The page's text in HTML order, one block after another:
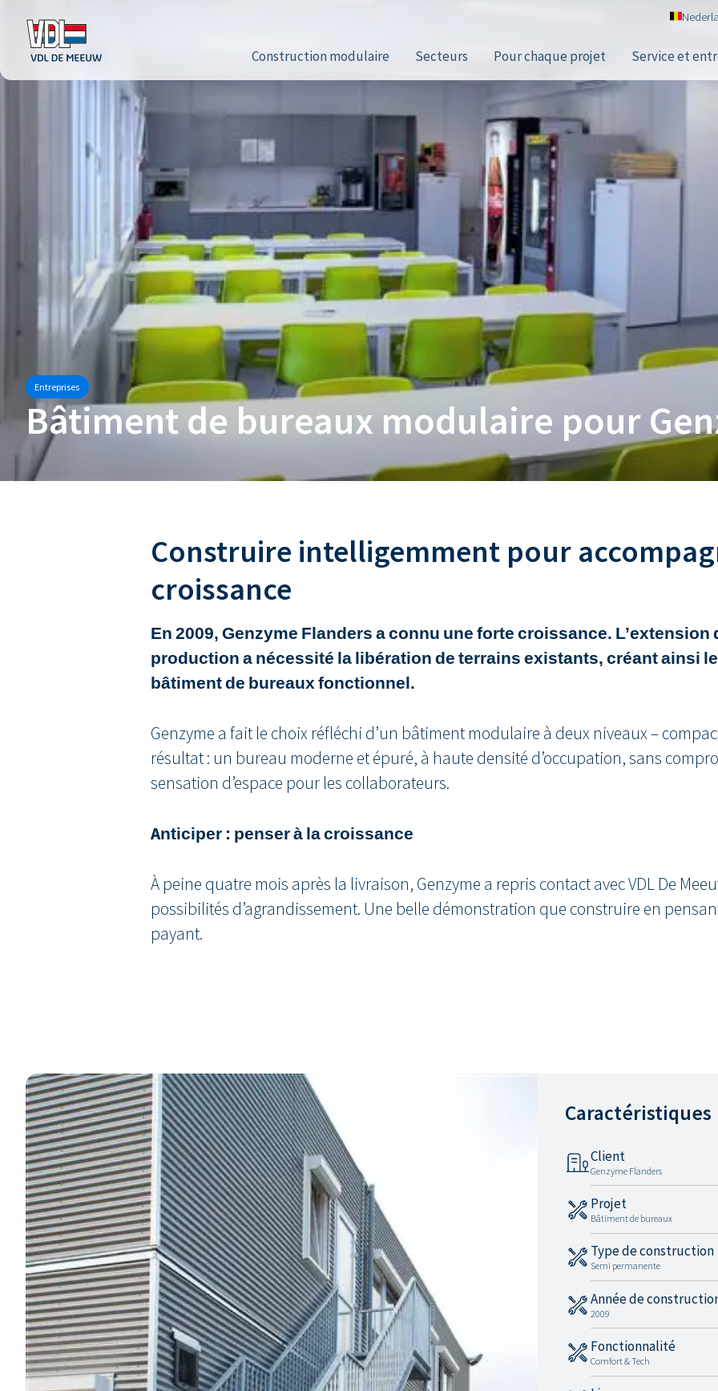
Construction modulaire Secteurs Pour chaque projet Service et
Entreprises
Bâtiment de bureaux modulaire pour
Construire intelligemment pour
croissance
En 2009, Genzyme Flanders a connu une forte croissance. L’extension
production a nécessité la libération de terrains existants, créant ainsi
bâtiment de bureaux fonctionnel.
Genzyme a fait le choix réfléchi d’un bâtiment modulaire à deux niveaux –
résultat : un bureau moderne et épuré, à haute densité d’occupation, sans
sensation d’espace pour les collaborateurs.
Anticiper : penser à la croissance
À peine quatre mois après la livraison, Genzyme a repris contact avec VDL De
possibilités d’agrandissement. Une belle démonstration que construire en
payant.
Caractéristiques
Client
Genzyme Flanders
Projet
Bâtiment de bureaux
Type de construction
Semi permanente
Année de
2009
Fonctionnalité
Comfort & Tech